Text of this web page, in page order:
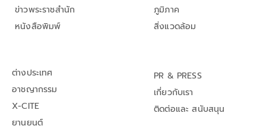
ข่าวพระราชสำนัก
หนังสือพิมพ์
ภูมิภาค
สิ่งแวดล้อม
ต่างประเทศ
อาชญากรรม
X-CITE
ยานยนต์
PR & PRESS
เกี่ยวกับเรา
ติดต่อและ สนับสนุน